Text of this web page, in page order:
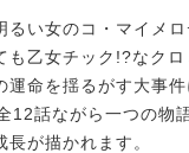
い女のコ・マイメロ
も乙女チック!?なク
運命を揺るがす大事
12話ながら一つの物
長が描かれます。